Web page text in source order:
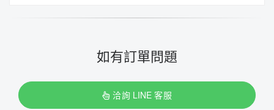
如有訂單問題
洽詢 LINE 客服